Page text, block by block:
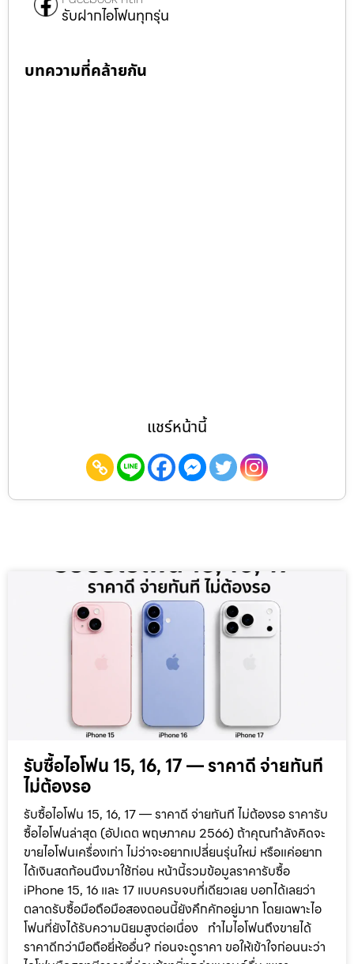
รับฝากไอโฟนทุกรุ่น
บทความที่คล้ายกัน
แชร์หน้านี้
รับซื้อไอโฟน 15, 16, 17 — ราคาดี จ่ายทันที
ไม่ต้องรอ
รับซื้อไอโฟน 15, 16, 17 — ราคาดี จ่ายทันที ไม่ต้องรอ ราคารับ
ซื้อไอโฟนล่าสุด (อัปเดต พฤษภาคม 2566) ถ้าคุณกำลังคิดจะ
ขายไอโฟนเครื่องเก่า ไม่ว่าจะอยากเปลี่ยนรุ่นใหม่ หรือแค่อยาก
ได้เงินสดก้อนนึงมาใช้ก่อน หน้านี้รวมข้อมูลราคารับซื้อ
iPhone 15, 16 และ 17 แบบครบจบที่เดียวเลย บอกได้เลยว่า
ตลาดรับซื้อมือถือมือสองตอนนี้ยังคึกคักอยู่มาก โดยเฉพาะไอ
โฟนที่ยังได้รับความนิยมสูงต่อเนื่อง ทำไมไอโฟนถึงขายได้
ราคาดีกว่ามือถือยี่ห้ออื่น? ก่อนจะดูราคา ขอให้เข้าใจก่อนนะว่า